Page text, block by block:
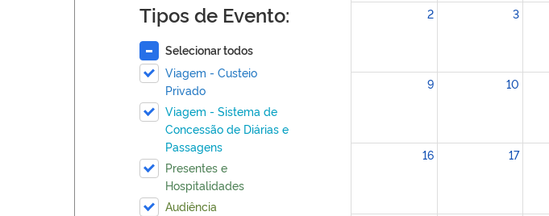
Tipos de Evento:
Selecionar todos
Viagem - Custeio
Privado
Viagem - Sistema de
Concessão de Diárias e
Passagens
Presentes e
Hospitalidades
Audiência
2 3
9 10
16 17